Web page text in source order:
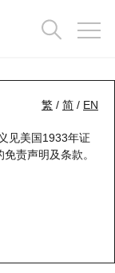
繁 / 简 / EN
见美国1933年证
免责声明及条款。